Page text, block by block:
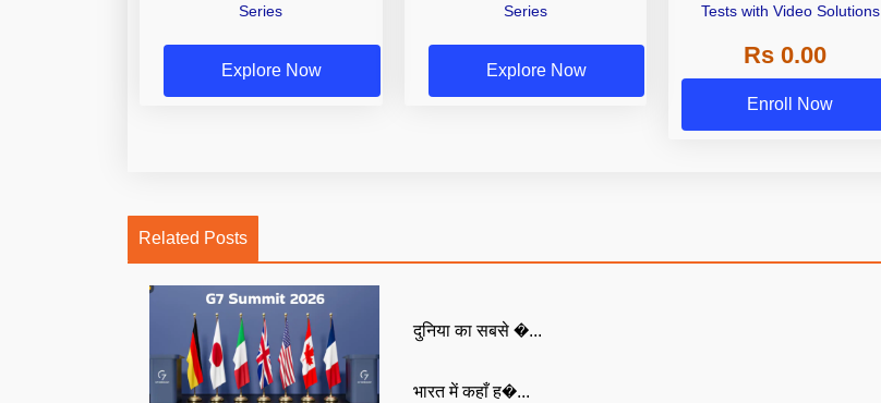
Series
Explore Now
Series
Explore Now
Tests with Video Solutions
Rs 0.00
Enroll Now
Related Posts
दुनिया का सबसे �...
भारत में कहाँ ह�...